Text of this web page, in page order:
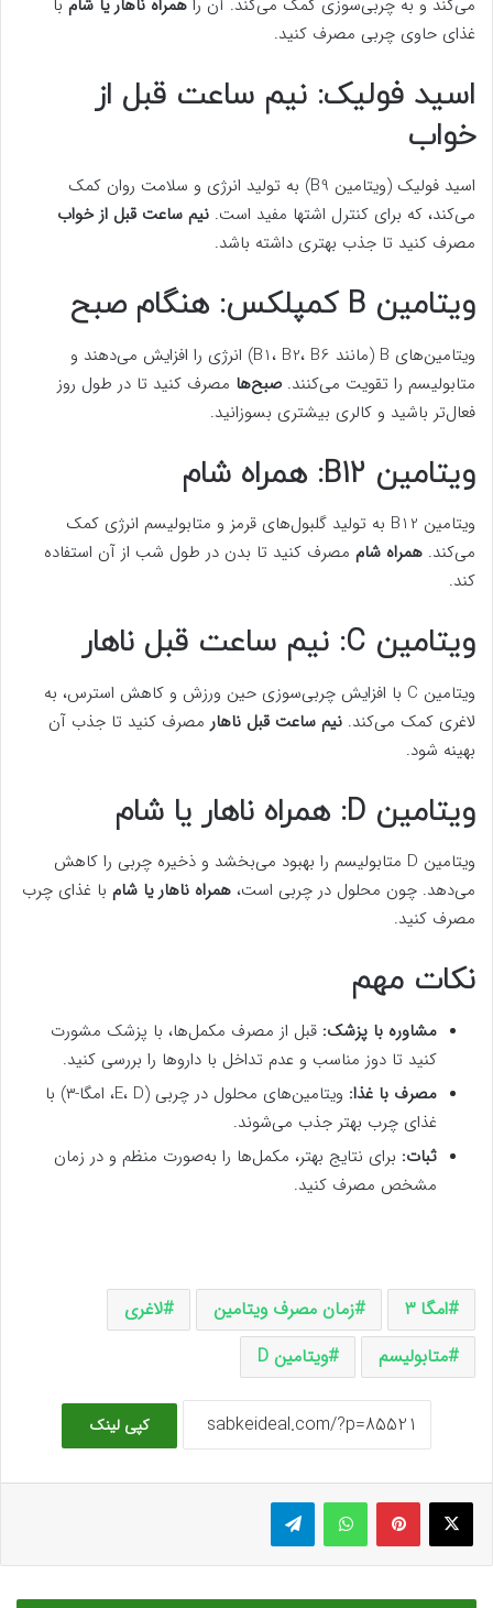
غذای حاوی چربی مصرف کنید.
اسید فولیک: نیم ساعت قبل از
خواب
اسید فولیک (ویتامین B9) به تولید انرژی و سلامت روان کمک
می‌کند، که برای کنترل اشتها مفید است. نیم ساعت قبل از خواب
مصرف کنید تا جذب بهتری داشته باشد.
ویتامین B کمپلکس: هنگام صبح
ویتامین‌های B (مانند B1، B2، B6) انرژی را افزایش می‌دهند و
متابولیسم را تقویت می‌کنند. صبح‌ها مصرف کنید تا در طول روز
فعال‌تر باشید و کالری بیشتری بسوزانید.
ویتامین B12: همراه شام
ویتامین B12 به تولید گلبول‌های قرمز و متابولیسم انرژی کمک
می‌کند. همراه شام مصرف کنید تا بدن در طول شب از آن استفاده
کند.
ویتامین C: نیم ساعت قبل ناهار
ویتامین C با افزایش چربی‌سوزی حین ورزش و کاهش استرس، به
لاغری کمک می‌کند. نیم ساعت قبل ناهار مصرف کنید تا جذب آن
بهینه شود.
ویتامین D: همراه ناهار یا شام
ویتامین D متابولیسم را بهبود می‌بخشد و ذخیره چربی را کاهش
می‌دهد. چون محلول در چربی است، همراه ناهار یا شام با غذای چرب
مصرف کنید.
نکات مهم
مشاوره با پزشک: قبل از مصرف مکمل‌ها، با پزشک مشورت
کنید تا دوز مناسب و عدم تداخل با داروها را بررسی کنید.
مصرف با غذا:
ویتامین‌های محلول در چربی (E، D، امگا-۳) با
غذای چرب بهتر جذب می‌شوند.
ثبات: برای نتایج بهتر، مکمل‌ها را به‌صورت منظم و در زمان
مشخص مصرف کنید.
امگا ۳ زمان مصرف ویتامین
لاغری
متابولیسم
ویتامین D
کپی لینک
ایکس پینتریستواتس آپ تلگرام